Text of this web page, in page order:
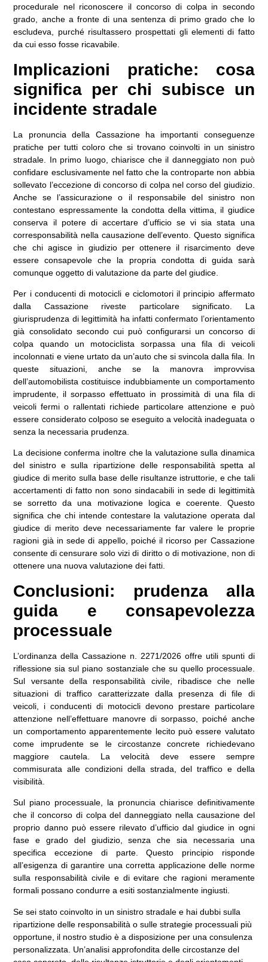
procedurale nel riconoscere il concorso di colpa in secondo
grado, anche a fronte di una sentenza di primo grado che lo
escludeva, purché risultassero prospettati gli elementi di fatto
da cui esso fosse ricavabile.
Implicazioni pratiche: cosa
significa per chi subisce un
incidente stradale
La pronuncia della Cassazione ha importanti conseguenze
pratiche per tutti coloro che si trovano coinvolti in un sinistro
stradale. In primo luogo, chiarisce che il danneggiato non può
confidare esclusivamente nel fatto che la controparte non abbia
sollevato l’eccezione di concorso di colpa nel corso del giudizio.
Anche se l’assicurazione o il responsabile del sinistro non
contestano espressamente la condotta della vittima, il giudice
conserva il potere di accertare d’ufficio se vi sia stata una
corresponsabilità nella causazione dell’evento. Questo significa
che chi agisce in giudizio per ottenere il risarcimento deve
essere consapevole che la propria condotta di guida sarà
comunque oggetto di valutazione da parte del giudice.
Per i conducenti di motocicli e ciclomotori il principio affermato
dalla Cassazione riveste particolare significato. La
giurisprudenza di legittimità ha infatti confermato l’orientamento
già consolidato secondo cui può configurarsi un concorso di
colpa quando un motociclista sorpassa una fila di veicoli
incolonnati e viene urtato da un’auto che si svincola dalla fila. In
queste situazioni, anche se la manovra improvvisa
dell’automobilista costituisce indubbiamente un comportamento
imprudente, il sorpasso effettuato in prossimità di una fila di
veicoli fermi o rallentati richiede particolare attenzione e può
essere considerato colposo se eseguito a velocità inadeguata o
senza la necessaria prudenza.
La decisione conferma inoltre che la valutazione sulla dinamica
del sinistro e sulla ripartizione delle responsabilità spetta al
giudice di merito sulla base delle risultanze istruttorie, e che tali
accertamenti di fatto non sono sindacabili in sede di legittimità
se sorretto da una motivazione logica e coerente. Questo
significa che chi intende contestare la valutazione operata dal
giudice di merito deve necessariamente far valere le proprie
ragioni già in sede di appello, poiché il ricorso per Cassazione
consente di censurare solo vizi di diritto o di motivazione, non di
ottenere una nuova valutazione dei fatti.
Conclusioni: prudenza alla
guida e consapevolezza
processuale
L’ordinanza della Cassazione n. 2271/2026 offre utili spunti di
riflessione sia sul piano sostanziale che su quello processuale.
Sul versante della responsabilità civile, ribadisce che nelle
situazioni di traffico caratterizzate dalla presenza di file di
veicoli, i conducenti di motocicli devono prestare particolare
attenzione nell’effettuare manovre di sorpasso, poiché anche
un comportamento apparentemente lecito può essere valutato
come imprudente se le circostanze concrete richiedevano
maggiore cautela. La velocità deve essere sempre
commisurata alle condizioni della strada, del traffico e della
visibilità.
Sul piano processuale, la pronuncia chiarisce definitivamente
che il concorso di colpa del danneggiato nella causazione del
proprio danno può essere rilevato d’ufficio dal giudice in ogni
fase e grado del giudizio, senza che sia necessaria una
specifica eccezione di parte. Questo principio risponde
all’esigenza di garantire una corretta applicazione delle norme
sulla responsabilità civile e di evitare che ragioni meramente
formali possano condurre a esiti sostanzialmente ingiusti.
Se sei stato coinvolto in un sinistro stradale e hai dubbi sulla
ripartizione delle responsabilità o sulle strategie processuali più
opportune, il nostro studio è a disposizione per una consulenza
personalizzata. Un’analisi approfondita delle circostanze del